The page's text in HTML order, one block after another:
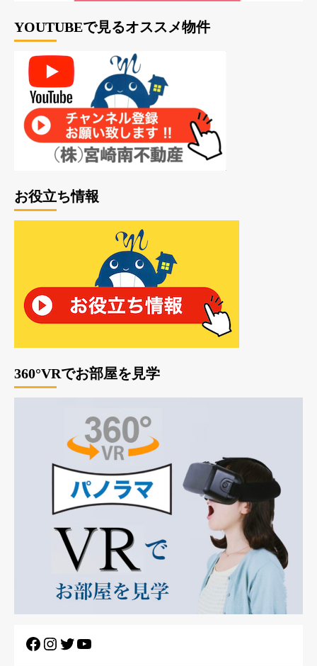
YOUTUBEで見るオススメ物件
お役立ち情報
360°VRでお部屋を見学